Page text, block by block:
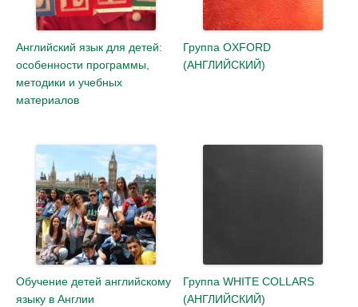
Английский язык для детей:
особенности программы,
методики и учебных
материалов
Группа OXFORD
(АНГЛИЙСКИЙ)
Обучение детей английскому
языку в Англии
Группа WHITE COLLARS
(АНГЛИЙСКИЙ)